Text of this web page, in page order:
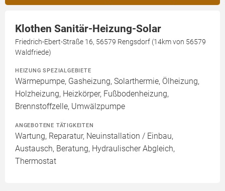
Klothen Sanitär-Heizung-Solar
Friedrich-Ebert-Straße 16, 56579 Rengsdorf (14km von 56579
Waldfriede)
HEIZUNG SPEZIALGEBIETE
Wärmepumpe, Gasheizung, Solarthermie, Ölheizung,
Holzheizung, Heizkörper, Fußbodenheizung,
Brennstoffzelle, Umwälzpumpe
ANGEBOTENE TÄTIGKEITEN
Wartung, Reparatur, Neuinstallation / Einbau,
Austausch, Beratung, Hydraulischer Abgleich,
Thermostat